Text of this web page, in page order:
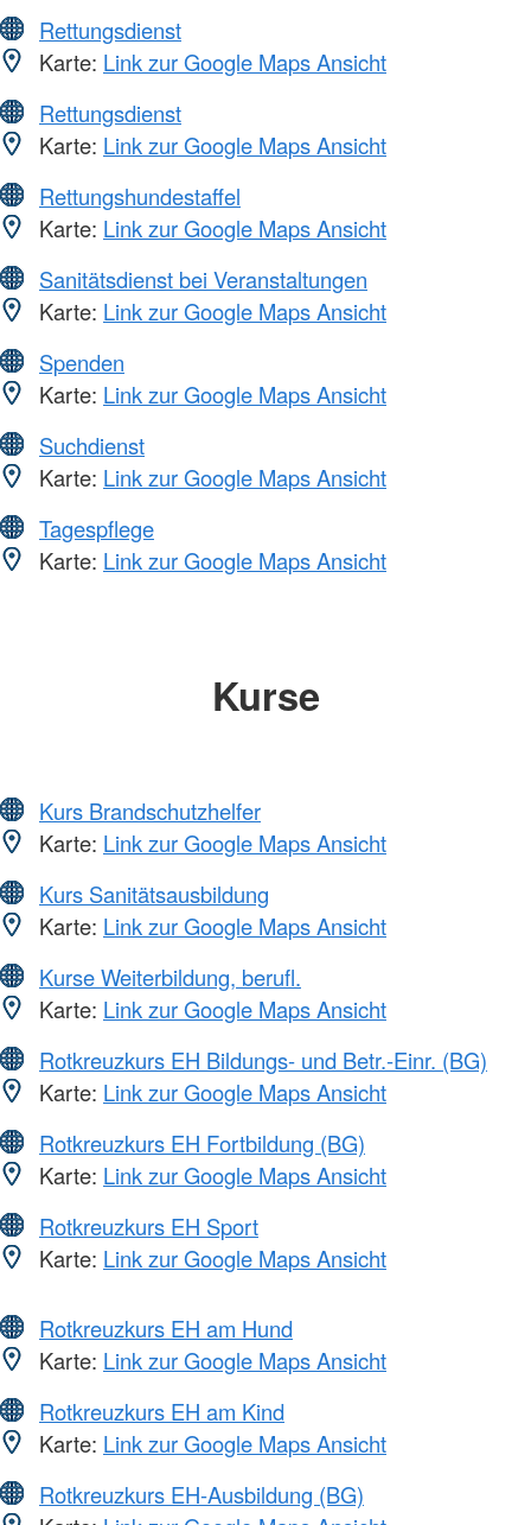
Rettungsdienst
Karte: Link zur Google Maps Ansicht
Rettungsdienst
Karte: Link zur Google Maps Ansicht
Rettungshundestaffel
Karte: Link zur Google Maps Ansicht
Sanitätsdienst bei Veranstaltungen
Karte: Link zur Google Maps Ansicht
Spenden
Karte: Link zur Google Maps Ansicht
Suchdienst
Karte: Link zur Google Maps Ansicht
Tagespflege
Karte: Link zur Google Maps Ansicht
Kurse
Kurs Brandschutzhelfer
Karte: Link zur Google Maps Ansicht
Kurs Sanitätsausbildung
Karte: Link zur Google Maps Ansicht
Kurse Weiterbildung, berufl.
Karte: Link zur Google Maps Ansicht
Rotkreuzkurs EH Bildungs- und Betr.-Einr. (BG)
Karte: Link zur Google Maps Ansicht
Rotkreuzkurs EH Fortbildung (BG)
Karte: Link zur Google Maps Ansicht
Rotkreuzkurs EH Sport
Karte: Link zur Google Maps Ansicht
Rotkreuzkurs EH am Hund
Karte: Link zur Google Maps Ansicht
Rotkreuzkurs EH am Kind
Karte: Link zur Google Maps Ansicht
Rotkreuzkurs EH-Ausbildung (BG)